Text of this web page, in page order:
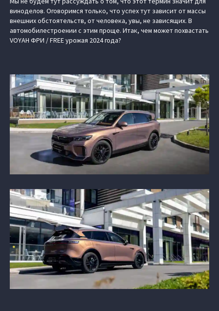
виноделов. Оговоримся только, что успех тут зависит от массы
внешних обстоятельств, от человека, увы, не зависящих. В
автомобилестроении с этим проще. Итак, чем может похвастать
VOYAH ФРИ / FREEурожая 2024 года?